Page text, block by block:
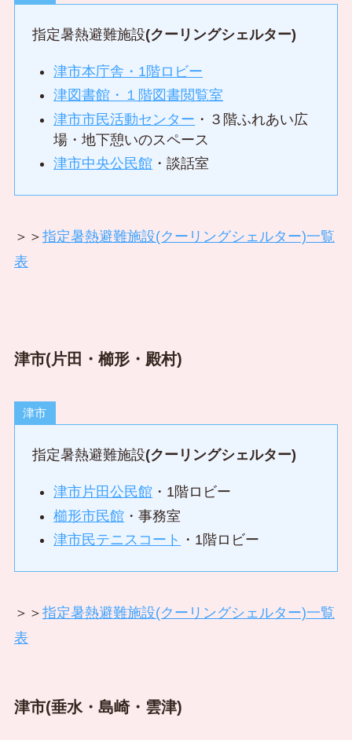
指定暑熱避難施設(クーリングシェルター)
津市本庁舎・1階ロビー
津図書館・１階図書閲覧室
津市市民活動センター ・３階ふれあい広
場・地下憩いのスペース
津市中央公民館 ・談話室
＞＞ 指定暑熱避難施設(クーリングシェルター)一覧
表
津市(片田・櫛形・殿村)
津市
指定暑熱避難施設(クーリングシェルター)
津市片田公民館 ・1階ロビー
櫛形市民館 ・事務室
津市民テニスコート ・1階ロビー
＞＞ 指定暑熱避難施設(クーリングシェルター)一覧
表
津市(垂水・島崎・雲津)